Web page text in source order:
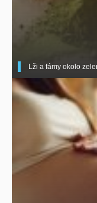
Lži a fámy okolo